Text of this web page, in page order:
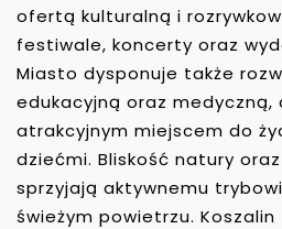
ofertą kulturalną i
festiwale, koncerty oraz
Miasto dysponuje także
edukacyjną oraz medyczną,
atrakcyjnym miejscem do
dziećmi. Bliskość natury
sprzyjają aktywnemu
świeżym powietrzu.